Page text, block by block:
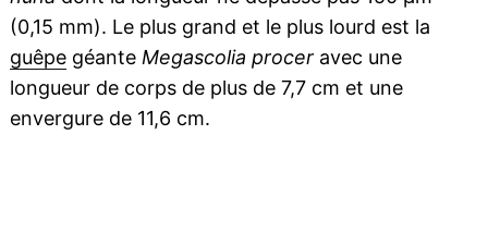
(0,15 mm). Le plus grand et le plus lourd est la
guêpegéante Megascolia proceravec une
longueur de corps de plus de 7,7 cm et une
envergure de 11,6 cm.